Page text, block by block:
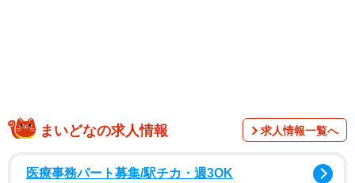
山下から「あんたはボンのぶんまで生きなあかんので
まいどなの求人情報 求人情報一覧へ
医療事務パート募集/駅チカ・週3OK